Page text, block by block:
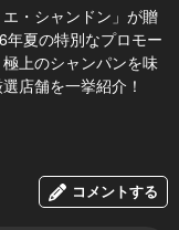
エ・シャンドン」が贈
年夏の特別なプロモー
上のシャンパンを味
店舗を一挙紹介！
コメントする